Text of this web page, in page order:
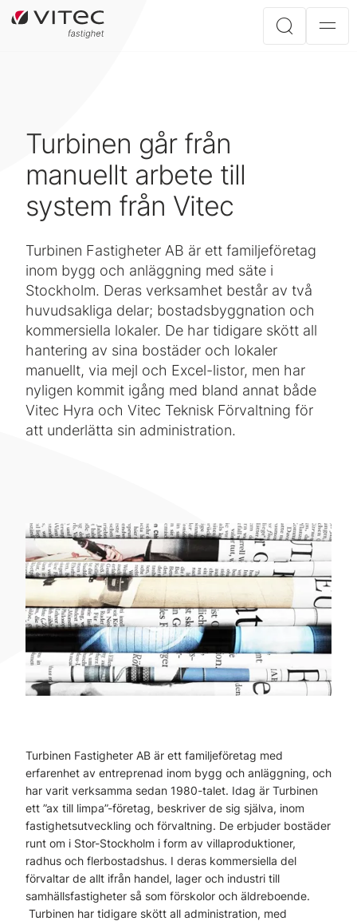
Turbinen går från
manuellt arbete till
system från Vitec
Turbinen Fastigheter AB är ett familjeföretag
inom bygg och anläggning med säte i
Stockholm. Deras verksamhet består av två
huvudsakliga delar; bostadsbyggnation och
kommersiella lokaler. De har tidigare skött all
hantering av sina bostäder och lokaler
manuellt, via mejl och Excel-listor, men har
nyligen kommit igång med bland annat både
Vitec Hyra och Vitec Teknisk Förvaltning för
att underlätta sin administration.
Turbinen Fastigheter AB är ett familjeföretag med
erfarenhet av entreprenad inom bygg och anläggning, och
har varit verksamma sedan 1980-talet. Idag är Turbinen
ett ”ax till limpa”-företag, beskriver de sig själva, inom
fastighetsutveckling och förvaltning. De erbjuder bostäder
runt om i Stor-Stockholm i form av villaproduktioner,
radhus och flerbostadshus. I deras kommersiella del
förvaltar de allt ifrån handel, lager och industri till
samhällsfastigheter så som förskolor och äldreboende.
Turbinen har tidigare skött all administration, med